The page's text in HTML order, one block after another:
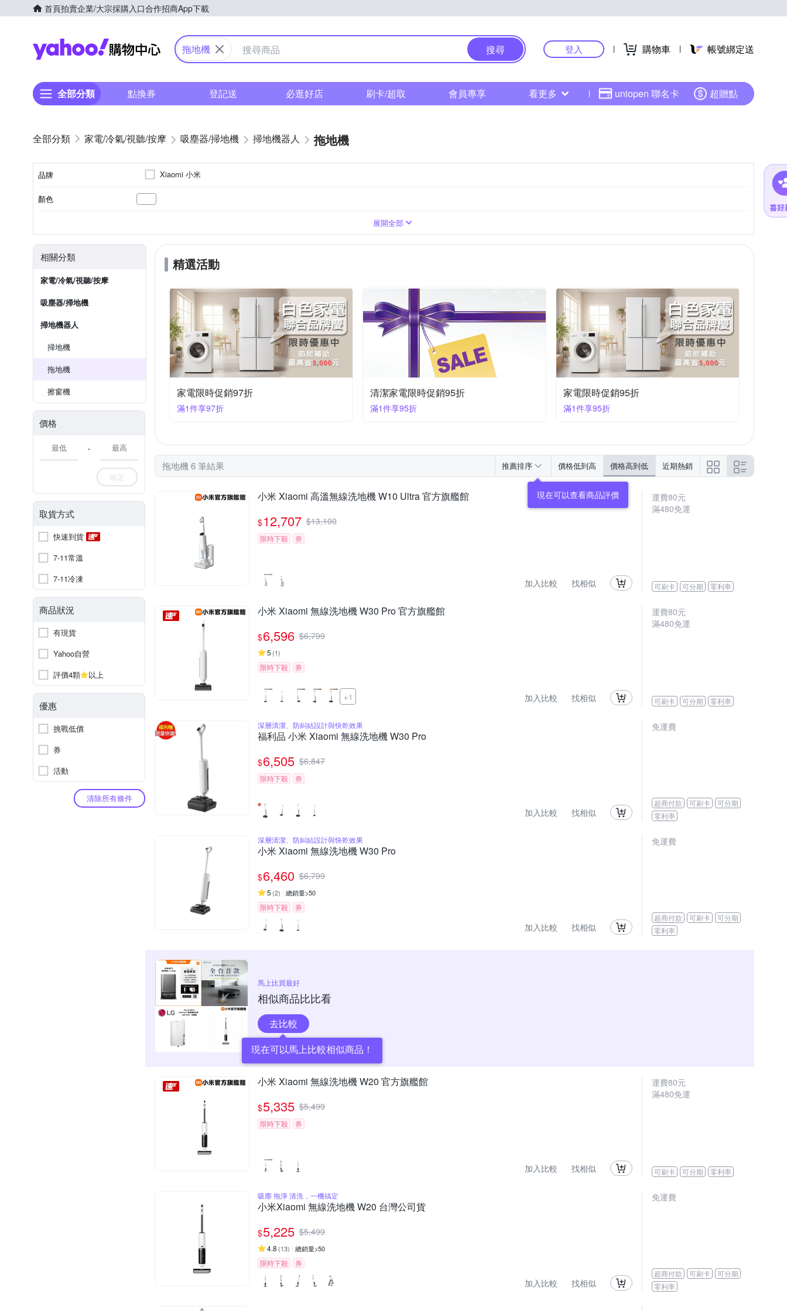
首頁拍賣企業/大宗採購入口合作招商App下載
Yahoo購物中心
拖地機 搜尋 登入 購物車 帳號綁定送
全部分類 點換券 登記送 必逛好店 刷卡/超取 會員專享 看更多 uniopen 聯名卡 超贈點
家電/冷氣/視聽/按摩 吸塵器/掃地機 掃地機器人 拖地機
品牌 Xiaomi 小米
顏色
展開全部
相關分類
家電/冷氣/視聽/按摩
吸塵器/掃地機
掃地機器人
掃地機
拖地機
擦窗機
價格
-
確定
取貨方式
快速到貨
7-11常溫
7-11冷凍
商品狀況
有現貨
Yahoo自營
評價4顆
以上
優惠
挑戰低價
券
活動
清除所有條件
精選活動
家電限時促銷97折
滿1件享97折
清潔家電限時促銷95折
滿1件享95折
家電限時促銷95折
滿1件享95折
拖地機 6 筆結果 推薦排序 價格低到高 價格高到低 近期熱銷
現在可以查看商品評價
小米 Xiaomi 高溫無線洗地機 W10 Ultra 官方旗艦館
$12,707 $13,100
限時下殺 券
加入比較 找相似
運費80元
滿480免運
可刷卡 可分期 零利率
小米 Xiaomi 無線洗地機 W30 Pro 官方旗艦館
$6,596 $6,799
5 (1)
限時下殺 券
+1 加入比較 找相似
運費80元
滿480免運
可刷卡 可分期 零利率
深層清潔、防糾結設計與快乾效果
福利品 小米 Xiaomi 無線洗地機 W30 Pro
$6,505 $6,847
限時下殺 券
加入比較 找相似
免運費
超商付款 可刷卡
可分期
零利率
深層清潔、防糾結設計與快乾效果
小米 Xiaomi 無線洗地機 W30 Pro
$6,460 $6,799
5 (2) 總銷量>50
限時下殺 券
加入比較 找相似
免運費
超商付款 可刷卡
可分期
零利率
馬上比買最好
相似商品比比看
去比較
現在可以馬上比較相似商品！
小米 Xiaomi 無線洗地機 W20 官方旗艦館
$5,335 $5,499
限時下殺 券
加入比較 找相似
運費80元
滿480免運
可刷卡 可分期 零利率
吸塵 拖淨 清洗，一機搞定
小米Xiaomi 無線洗地機 W20 台灣公司貨
$5,225 $5,499
4.8 (13) 總銷量>50
限時下殺 券
加入比較 找相似
免運費
超商付款 可刷卡
可分期
零利率